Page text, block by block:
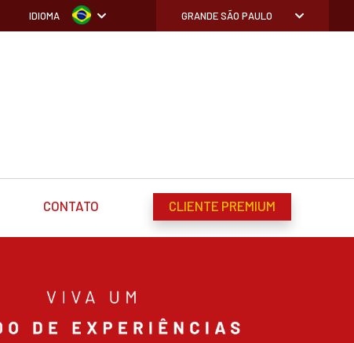
IDIOMA GRANDE SÃO PAULO
CONTATO CLIENTE PREMIUM